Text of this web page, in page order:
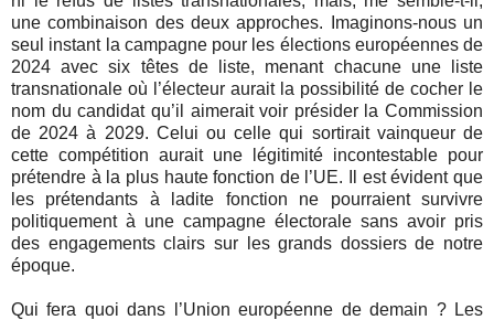
une combinaison des deux approches. Imaginons-nous un
seul instant la campagne pour les élections européennes de
2024 avec six têtes de liste, menant chacune une liste
transnationale où l’électeur aurait la possibilité de cocher le
nom du candidat qu’il aimerait voir présider la Commission
de 2024 à 2029. Celui ou celle qui sortirait vainqueur de
cette compétition aurait une légitimité incontestable pour
prétendre à la plus haute fonction de l’UE. Il est évident que
les prétendants à ladite fonction ne pourraient survivre
politiquement à une campagne électorale sans avoir pris
des engagements clairs sur les grands dossiers de notre
époque.
Qui fera quoi dans l’Union européenne de demain ? Les